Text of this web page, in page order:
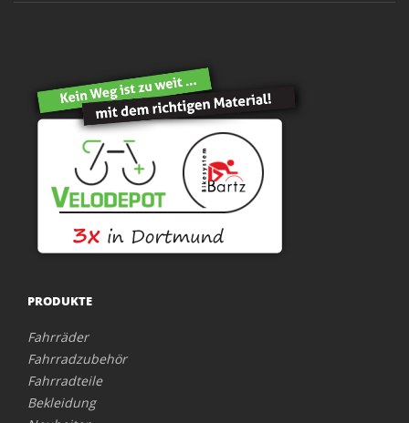
PRODUKTE
Fahrräder
Fahrradzubehör
Fahrradteile
Bekleidung